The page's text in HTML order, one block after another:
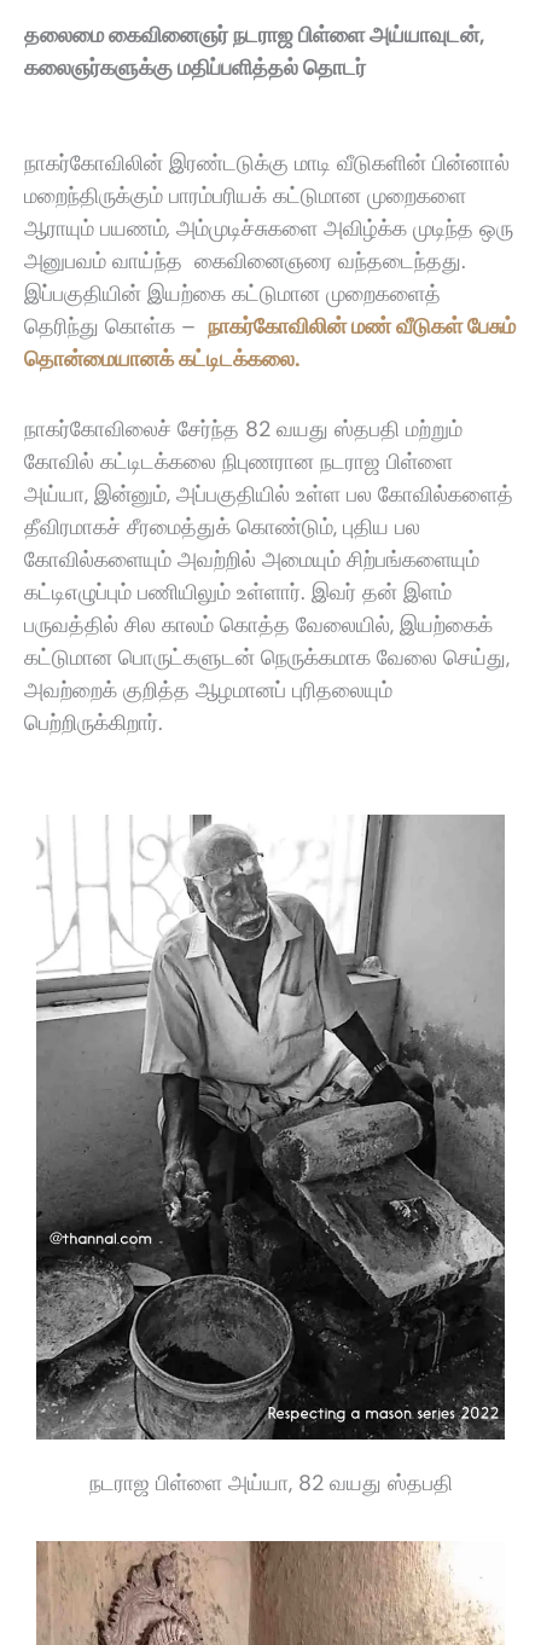
தலைமை கைவினைஞர் நடராஜ பிள்ளை அய்யாவுடன்,
கலைஞர்களுக்கு மதிப்பளித்தல் தொடர்
நாகர்கோவிலின் இரண்டடுக்கு மாடி வீடுகளின் பின்னால்
மறைந்திருக்கும் பாரம்பரியக் கட்டுமான முறைகளை
ஆராயும் பயணம், அம்முடிச்சுகளை அவிழ்க்க முடிந்த ஒரு
அனுபவம் வாய்ந்த கைவினைஞரை வந்தடைந்தது.
இப்பகுதியின் இயற்கை கட்டுமான முறைகளைத்
தெரிந்து கொள்க – நாகர்கோவிலின் மண் வீடுகள் பேசும்
தொன்மையானக் கட்டிடக்கலை.
நாகர்கோவிலைச் சேர்ந்த 82 வயது ஸ்தபதி மற்றும்
கோவில் கட்டிடக்கலை நிபுணரான நடராஜ பிள்ளை
அய்யா, இன்னும், அப்பகுதியில் உள்ள பல கோவில்களைத்
தீவிரமாகச் சீரமைத்துக் கொண்டும், புதிய பல
கோவில்களையும் அவற்றில் அமையும் சிற்பங்களையும்
கட்டிஎழுப்பும் பணியிலும் உள்ளார். இவர் தன் இளம்
பருவத்தில் சில காலம் கொத்த வேலையில், இயற்கைக்
கட்டுமான பொருட்களுடன் நெருக்கமாக வேலை செய்து,
அவற்றைக் குறித்த ஆழமானப் புரிதலையும்
பெற்றிருக்கிறார்.
நடராஜ பிள்ளை அய்யா, 82 வயது ஸ்தபதி